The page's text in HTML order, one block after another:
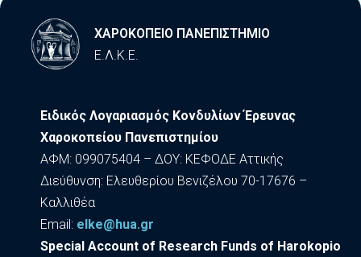
ΧΑΡΟΚΟΠΕΙΟ ΠΑΝΕΠΙΣΤΗΜΙΟ
Ε.Λ.Κ.Ε.
Ειδικός Λογαριασμός Κονδυλίων Έρευνας
Χαροκοπείου Πανεπιστημίου
ΑΦΜ: 099075404 – ΔΟΥ: ΚΕΦΟΔΕ Αττικής
Διεύθυνση: Ελευθερίου Βενιζέλου 70-17676 –
Καλλιθέα
Εmail: elke@hua.gr
Special Account of Research Funds of Harokopio